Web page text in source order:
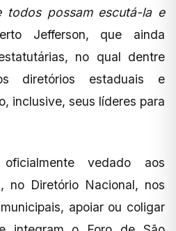
todos possam escutá-la e
Jefferson, que ainda
no qual dentre
diretórios estaduais e
inclusive, seus líderes para
vedado aos
no Diretório Nacional, nos
apoiar ou coligar